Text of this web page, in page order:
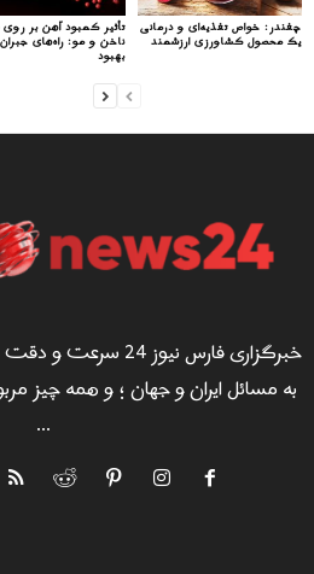
تأثیر کمبود آهن بر
ناخن و مو: راه‌های
بهبود
چغندر: خواص تغذیه‌ای و درمانی
یک محصول کشاورزی ارزشمند
خبرگزاری فارس نیوز
به مسائل ایران و جهان ؛ و همه چیز
...